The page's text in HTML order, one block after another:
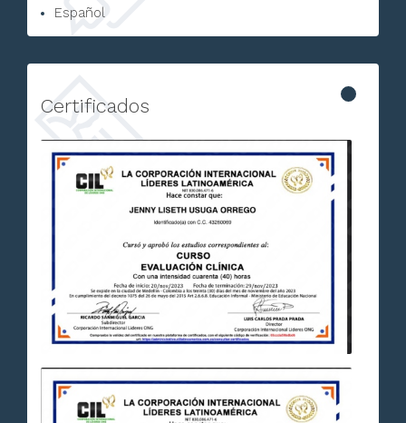
Español
Certificados